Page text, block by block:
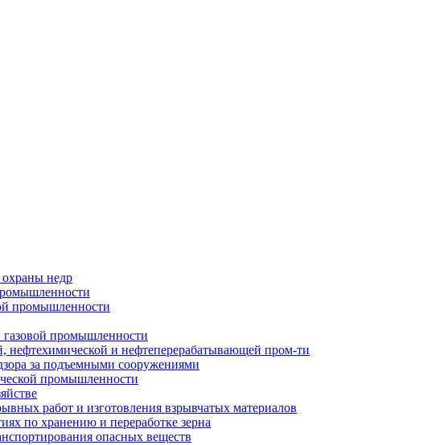
недр
промышленности
газовой промышленности
нефтехимической и нефтеперерабатывающей пром-ти
за подъемными сооружениями
промышленности
работ и изготовления взрывчатых материалов
по хранению и переработке зерна
опасных веществ